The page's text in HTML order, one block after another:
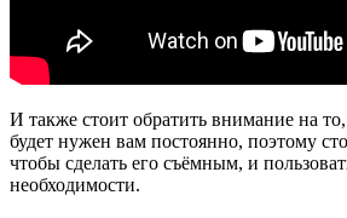
И также стоит обратить внимание на
будет нужен вам постоянно, поэтому
чтобы сделать его съёмным, и
необходимости.